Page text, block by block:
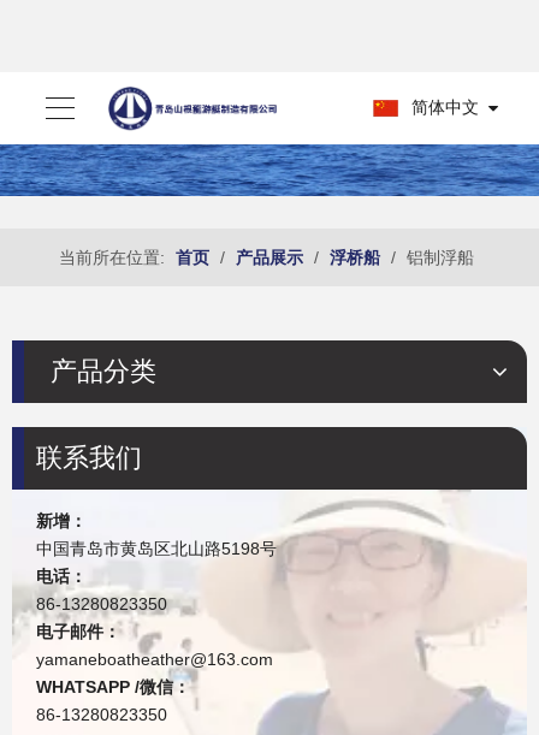
简体中文
当前所在位置: 首页 / 产品展示 / 浮桥船 / 铝制浮船
产品分类
联系我们
新增：
中国青岛市黄岛区北山路5198号
电话：
86-13280823350
电子邮件：
yamaneboatheather@163.com
WHATSAPP /微信：
86-13280823350